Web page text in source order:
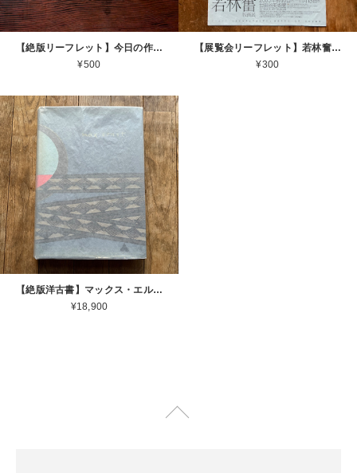
【絶版リーフレット】今日の作家 若林奮展 1987 東京国立近代美術館 Isamu Wakabayashi [310194296]
¥500
【展覧会リーフレット】若林奮 Isamu Wakabayashi 2005.9.6 ー 11.13 世田谷美術館 2005 [310194527]
¥300
【絶版洋古書】マックス・エルンスト MAX ERNST Life and Work John Russell Harry N. Abrams 1967[ 3100047 ]
¥18,900